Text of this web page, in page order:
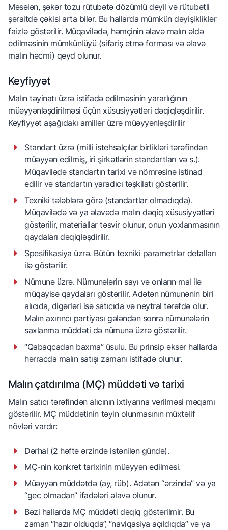
Məsələn, şəkər tozu rütubətə dözümlü deyil və rütubətli
şəraitdə çəkisi arta bilər. Bu hallarda mümkün dəyişikliklər
faizlə göstərilir. Müqavilədə, həmçinin əlavə malın əldə
edilməsinin mümkünlüyü (sifariş etmə forması və əlavə
malın həcmi) qeyd olunur.
Keyfiyyət
Malın təyinatı üzrə istifadə edilməsinin yararlığının
müəyyənləşdirilməsi üçün xüsusiyyətləri dəqiqləşdirilir.
Keyfiyyət aşağıdakı amillər üzrə müəyyənləşdirilir
Standart üzrə (milli istehsalçılar birlikləri tərəfindən
müəyyən edilmiş, iri şirkətlərin standartları və s.).
Müqavilədə standartın tarixi və nömrəsinə istinad
edilir və standartın yaradıcı təşkilatı göstərilir.
Texniki tələblərə görə (standartlar olmadıqda).
Müqavilədə və ya əlavədə malın dəqiq xüsusiyyətləri
göstərilir, materiallar təsvir olunur, onun yoxlanmasının
qaydaları dəqiqləşdirilir.
Spesifikasiya üzrə. Bütün texniki parametrlər detalları
ilə göstərilir.
Nümunə üzrə. Nümunələrin sayı və onların mal ilə
müqayisə qaydaları göstərilir. Adətən nümunənin biri
alıcıda, digərləri isə satıcıda və neytral tərəfdə olur.
Malın axırıncı partiyası gələndən sonra nümunələrin
saxlanma müddəti də nümunə üzrə göstərilir.
“Qabaqcadan baxma” üsulu. Bu prinsip əksər hallarda
hərracda malın satışı zamanı istifadə olunur.
Malın çatdırılma (MÇ) müddəti və tarixi
Malın satıcı tərəfindən alıcının ixtiyarına verilməsi məqamı
göstərilir. MÇ müddətinin təyin olunmasının müxtəlif
növləri vardır:
Dərhal (2 həftə ərzində istənilən gündə).
MÇ-nin konkret tarixinin müəyyən edilməsi.
Müəyyən müddətdə (ay, rüb). Adətən “ərzində” və ya
“gec olmadan” ifadələri əlavə olunur.
Bəzi hallarda MÇ müddəti dəqiq göstərilmir. Bu
zaman “hazır olduqda”, “naviqasiya açıldıqda” və ya